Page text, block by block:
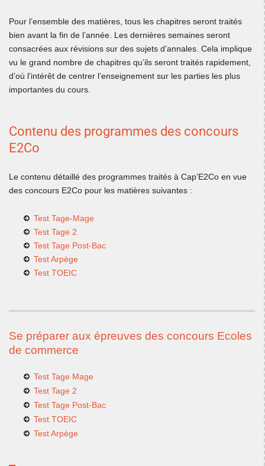
Pour l’ensemble des matières, tous les chapitres seront traités
bien avant la fin de l’année. Les dernières semaines seront
consacrées aux révisions sur des sujets d’annales. Cela implique
vu le grand nombre de chapitres qu’ils seront traités rapidement,
d’où l’intérêt de centrer l’enseignement sur les parties les plus
importantes du cours.
Contenu des programmes des concours
E2Co
Le contenu détaillé des programmes traités à Cap’E2Co en vue
des concours E2Co pour les matières suivantes :
Test Tage-Mage
Test Tage 2
Test Tage Post-Bac
Test Arpège
Test TOEIC
Se préparer aux épreuves des concours Ecoles
de commerce
Test Tage Mage
Test Tage 2
Test Tage Post-Bac
Test TOEIC
Test Arpège